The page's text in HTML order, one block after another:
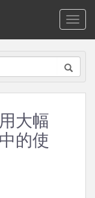
大幅
的使